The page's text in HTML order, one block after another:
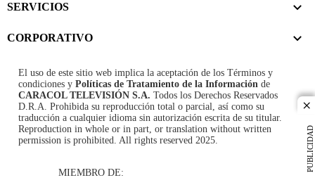
PUBLICIDAD
SERVICIOS
CORPORATIVO
El uso de este sitio web implica la aceptación de los Términos y
condiciones y Políticas de Tratamiento de la Información de
CARACOL TELEVISIÓN S.A. Todos los Derechos Reservados
D.R.A. Prohibida su reproducción total o parcial, así como su
traducción a cualquier idioma sin autorización escrita de su titular.
Reproduction in whole or in part, or translation without written
permission is prohibited. All rights reserved 2025.
MIEMBRO DE: